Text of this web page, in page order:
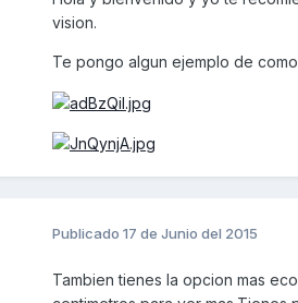
vision.
Te pongo algun ejemplo de
Publicado 17 de Junio del 2015
Tambien tienes la opcion mas